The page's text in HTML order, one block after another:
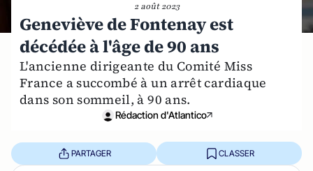
2 août 2023
Geneviève de Fontenay est
décédée à l'âge de 90 ans
L'ancienne dirigeante du Comité Miss
France a succombé à un arrêt cardiaque
dans son sommeil, à 90 ans.
Rédaction d'Atlantico
PARTAGER CLASSER